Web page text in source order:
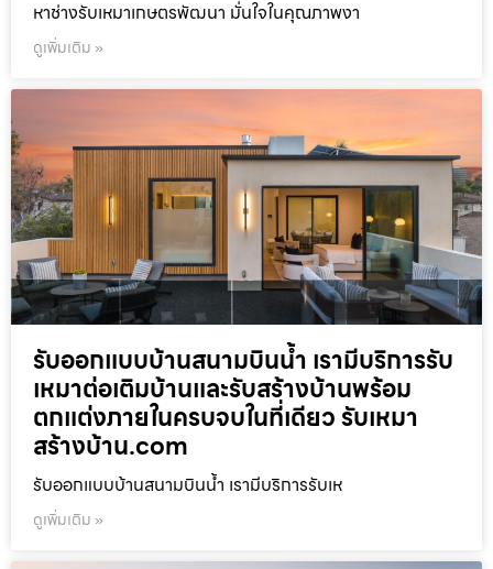
หาช่างรับเหมาเกษตรพัฒนา มั่นใจในคุณภาพงา
ดูเพิ่มเติม »
รับออกแบบบ้านสนามบินน้ำ เรามีบริการรับ
เหมาต่อเติมบ้านและรับสร้างบ้านพร้อม
ตกแต่งภายในครบจบในที่เดียว รับเหมา
สร้างบ้าน.com
รับออกแบบบ้านสนามบินน้ำ เรามีบริการรับเห
ดูเพิ่มเติม »